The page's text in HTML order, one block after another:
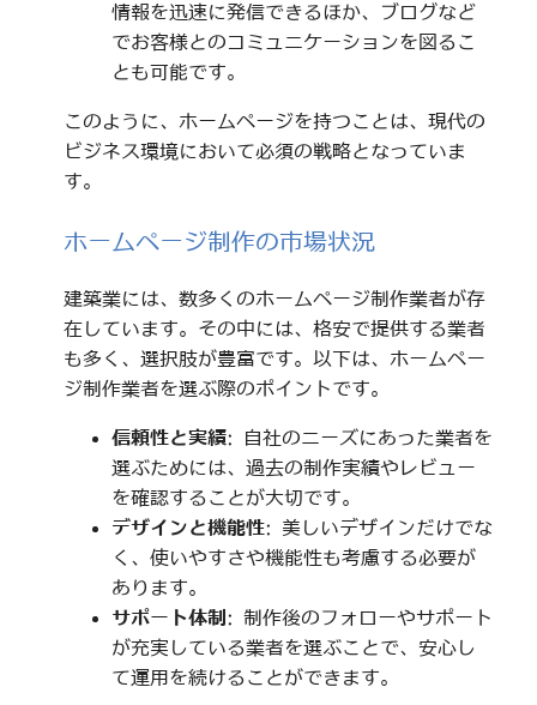
情報を迅速に発信できるほか、ブログなど
でお客様とのコミュニケーションを図るこ
とも可能です。
このように、ホームページを持つことは、現代の
ビジネス環境において必須の戦略となっていま
す。
ホームページ制作の市場状況
建築業には、数多くのホームページ制作業者が存
在しています。その中には、格安で提供する業者
も多く、選択肢が豊富です。以下は、ホームペー
ジ制作業者を選ぶ際のポイントです。
信頼性と実績: 自社のニーズにあった業者を
選ぶためには、過去の制作実績やレビュー
を確認することが大切です。
デザインと機能性: 美しいデザインだけでな
く、使いやすさや機能性も考慮する必要が
あります。
サポート体制 : 制作後のフォローやサポート
が充実している業者を選ぶことで、安心し
て運用を続けることができます。